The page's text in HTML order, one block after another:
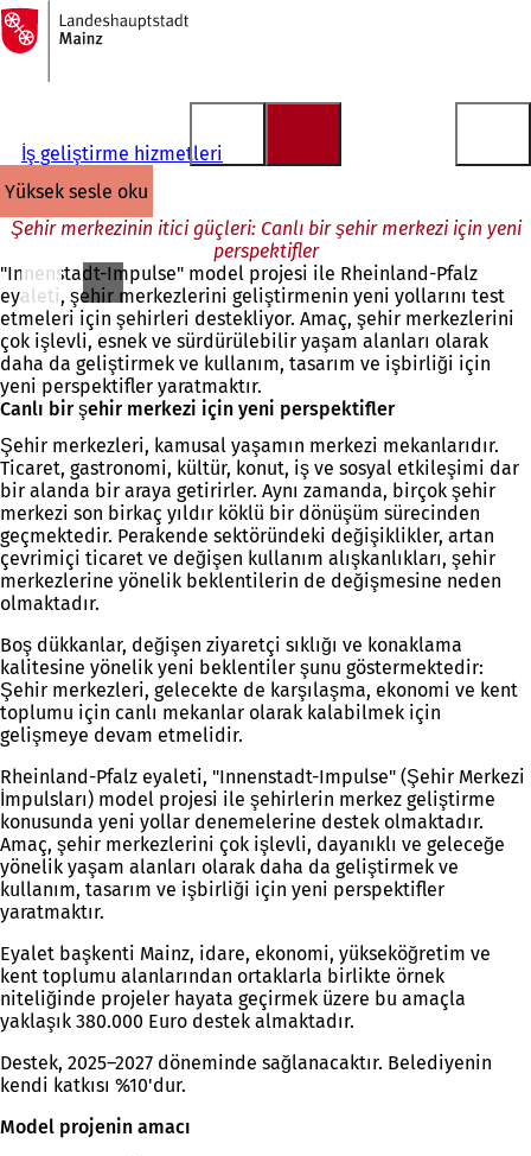
İçeriğe atla
Ana
sayfaya
İş geliştirme hizmetleri
yüksek sesle oku
Şehir merkezinin itici güçleri: Canlı bir şehir merkezi için yeni
perspektifler
"Innenstadt-Impulse" model projesi ile Rheinland-Pfalz
eyaleti, şehir merkezlerini geliştirmenin yeni yollarını test
etmeleri için şehirleri destekliyor. Amaç, şehir merkezlerini
çok işlevli, esnek ve sürdürülebilir yaşam alanları olarak
daha da geliştirmek ve kullanım, tasarım ve işbirliği için
yeni perspektifler yaratmaktır.
Canlı bir şehir merkezi için yeni perspektifler
Şehir merkezleri, kamusal yaşamın merkezi mekanlarıdır.
Ticaret, gastronomi, kültür, konut, iş ve sosyal etkileşimi dar
bir alanda bir araya getirirler. Aynı zamanda, birçok şehir
merkezi son birkaç yıldır köklü bir dönüşüm sürecinden
geçmektedir. Perakende sektöründeki değişiklikler, artan
çevrimiçi ticaret ve değişen kullanım alışkanlıkları, şehir
merkezlerine yönelik beklentilerin de değişmesine neden
olmaktadır.
Boş dükkanlar, değişen ziyaretçi sıklığı ve konaklama
kalitesine yönelik yeni beklentiler şunu göstermektedir:
Şehir merkezleri, gelecekte de karşılaşma, ekonomi ve kent
toplumu için canlı mekanlar olarak kalabilmek için
gelişmeye devam etmelidir.
Rheinland-Pfalz eyaleti, "Innenstadt-Impulse" (Şehir Merkezi
İmpulsları) model projesi ile şehirlerin merkez geliştirme
konusunda yeni yollar denemelerine destek olmaktadır.
Amaç, şehir merkezlerini çok işlevli, dayanıklı ve geleceğe
yönelik yaşam alanları olarak daha da geliştirmek ve
kullanım, tasarım ve işbirliği için yeni perspektifler
yaratmaktır.
Eyalet başkenti Mainz, idare, ekonomi, yükseköğretim ve
kent toplumu alanlarından ortaklarla birlikte örnek
niteliğinde projeler hayata geçirmek üzere bu amaçla
yaklaşık 380.000 Euro destek almaktadır.
Destek, 2025–2027 döneminde sağlanacaktır. Belediyenin
kendi katkısı %10'dur.
Model projenin amacı